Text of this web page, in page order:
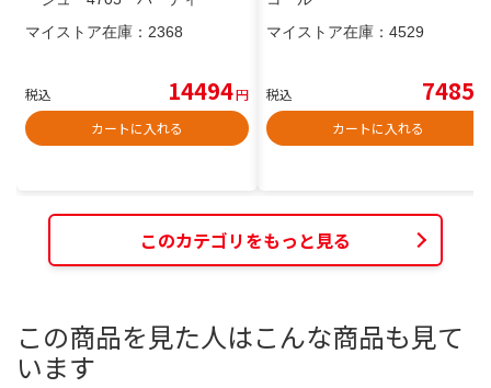
マイストア在庫： 2368
税込 14494円
カートに入れる
マイストア在庫： 4529
税込 7485
カートに入れる
このカテゴリをもっと見る
この商品を見た人はこんな商品も見て
います